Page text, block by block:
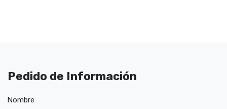
Pedido de Información
Nombre